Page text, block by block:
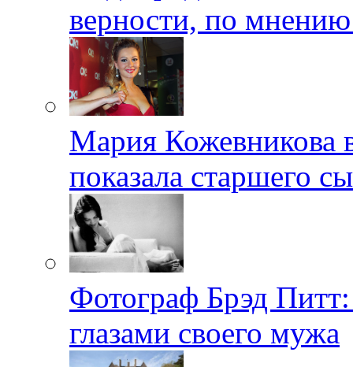
верности, по
Мария Кожевникова
показала старшего
Фотограф Брэд
глазами своего мужа